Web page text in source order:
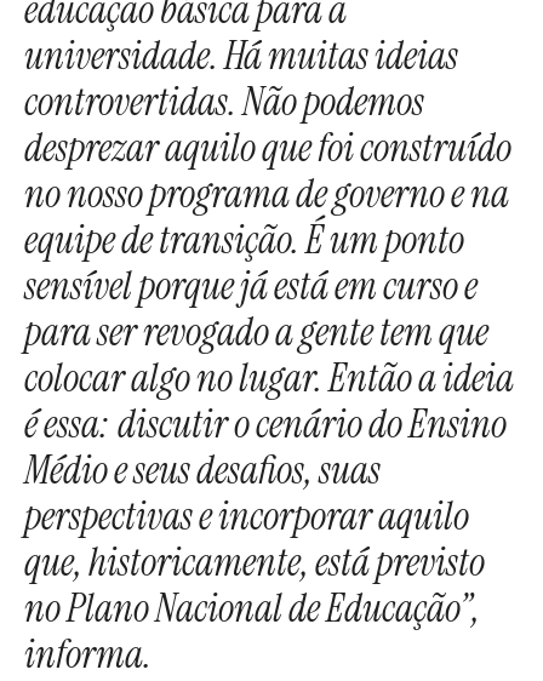
universidade. Há muitas ideias
controvertidas. Não podemos
desprezar aquilo que foi construído
no nosso programa de governo e na
equipe de transição. É um ponto
sensível porque já está em curso e
para ser revogado a gente tem que
colocar algo no lugar. Então a ideia
é essa: discutir o cenário do Ensino
Médio e seus desafios, suas
perspectivas e incorporar aquilo
que, historicamente, está previsto
no Plano Nacional de Educação”,
informa.